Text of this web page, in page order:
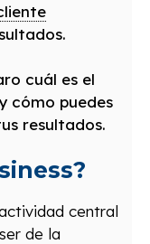
cuál es el
cómo puedes
resultados.
central
de la